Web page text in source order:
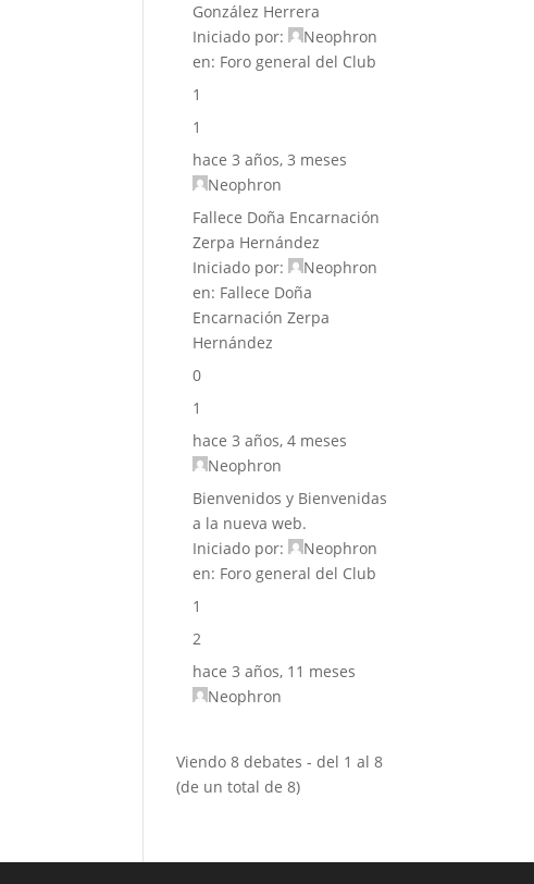
González Herrera
Iniciado por:
Neophron
en: Foro general del Club
1
1
hace 3 años, 3 meses
Neophron
Fallece Doña Encarnación
Zerpa Hernández
Iniciado por:
Neophron
en: Fallece Doña
Encarnación Zerpa
Hernández
0
1
hace 3 años, 4 meses
Neophron
Bienvenidos y Bienvenidas
a la nueva web.
Iniciado por:
Neophron
en: Foro general del Club
1
2
hace 3 años, 11 meses
Neophron
Viendo 8 debates - del 1 al 8
(de un total de 8)